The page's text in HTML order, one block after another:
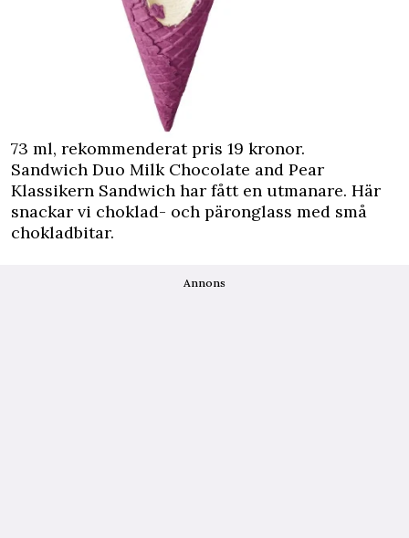
73 ml, rekommenderat pris 19 kronor.
Sandwich Duo Milk Chocolate and Pear
Klassikern Sandwich har fått en utmanare. Här
snackar vi choklad- och päronglass med små
chokladbitar.
Annons